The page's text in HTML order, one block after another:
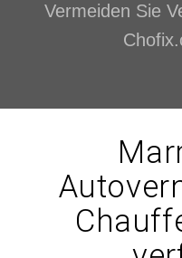
Vermeiden Sie